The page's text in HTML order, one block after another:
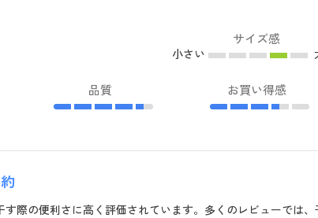
サイズ感
小さい
品質 お買い得感
際の便利さに高く評価されています。多くのレビューでは